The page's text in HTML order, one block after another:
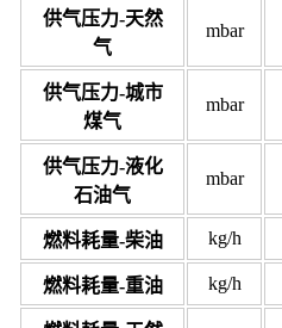
供气压力-天然
气
mbar
供气压力-城市
煤气
mbar
供气压力-液化
石油气
mbar
燃料耗量-柴油 kg/h
燃料耗量-重油 kg/h